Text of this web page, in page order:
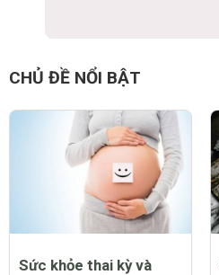
CHỦ ĐỀ NỔI BẬT
Sức khỏe thai kỳ và